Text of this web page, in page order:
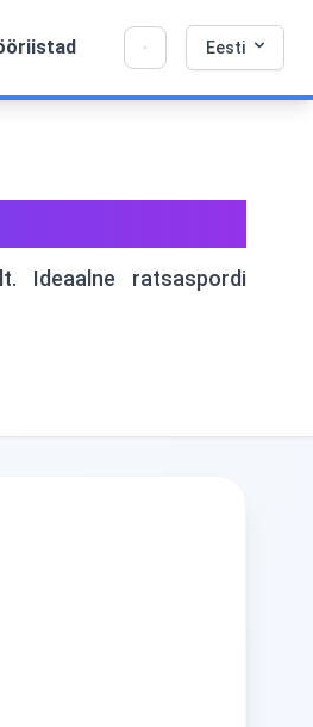
Eesti
Ideaalne ratsaspordi
Aita meil seda veel
×